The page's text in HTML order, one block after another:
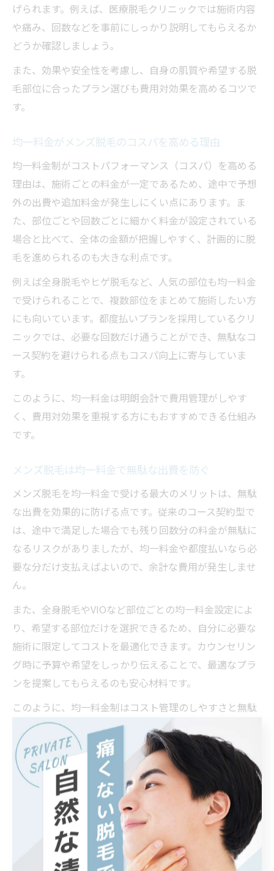
げられます。例えば、医療脱毛クリニックでは施術内容
や痛み、回数などを事前にしっかり説明してもらえるか
どうか確認しましょう。
また、効果や安全性を考慮し、自身の肌質や希望する脱
毛部位に合ったプラン選びも費用対効果を高めるコツで
す。
均一料金がメンズ脱毛のコスパを高める理由
均一料金制がコストパフォーマンス（コスパ）を高める
理由は、施術ごとの料金が一定であるため、途中で予想
外の出費や追加料金が発生しにくい点にあります。ま
た、部位ごとや回数ごとに細かく料金が設定されている
場合と比べて、全体の金額が把握しやすく、計画的に脱
毛を進められるのも大きな利点です。
例えば全身脱毛やヒゲ脱毛など、人気の部位も均一料金
で受けられることで、複数部位をまとめて施術したい方
にも向いています。都度払いプランを採用しているクリ
ニックでは、必要な回数だけ通うことができ、無駄なコ
ース契約を避けられる点もコスパ向上に寄与していま
す。
このように、均一料金は明朗会計で費用管理がしやす
く、費用対効果を重視する方にもおすすめできる仕組み
です。
メンズ脱毛は均一料金で無駄な出費を防ぐ
メンズ脱毛を均一料金で受ける最大のメリットは、無駄
な出費を効果的に防げる点です。従来のコース契約型で
は、途中で満足した場合でも残り回数分の料金が無駄に
なるリスクがありましたが、均一料金や都度払いなら必
要な分だけ支払えばよいので、余計な費用が発生しませ
ん。
また、全身脱毛やVIOなど部位ごとの均一料金設定によ
り、希望する部位だけを選択できるため、自分に必要な
施術に限定してコストを最適化できます。カウンセリン
グ時に予算や希望をしっかり伝えることで、最適なプラ
ンを提案してもらえるのも安心材料です。
このように、均一料金制はコスト管理のしやすさと無駄
な出費を抑える点で、初めての方にも経験者にも支持さ
れる理由となっています。
シンプルな料金体系がもたらす安
心な脱毛体験
メンズ脱毛はシンプルな料金体系が重要